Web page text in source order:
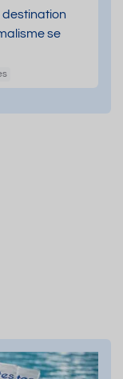
destination
se